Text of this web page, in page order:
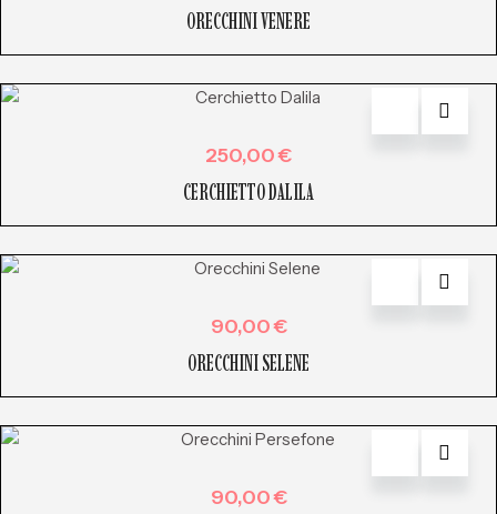
ORECCHINI VENERE
250,00€
CERCHIETTO DALILA
90,00€
ORECCHINI SELENE
90,00€